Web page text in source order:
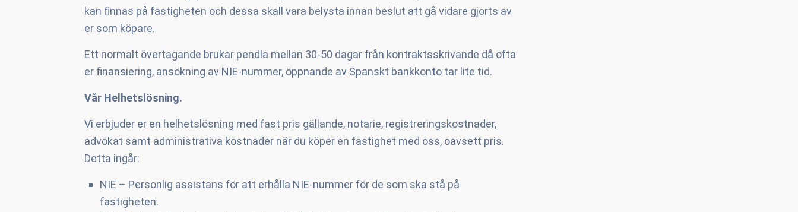
kan finnas på fastigheten och dessa skall vara belysta innan beslut att gå vidare gjorts av
er som köpare.
Ett normalt övertagande brukar pendla mellan 30-50 dagar från kontraktsskrivande då ofta
er finansiering, ansökning av NIE-nummer, öppnande av Spanskt bankkonto tar lite tid.
Vår Helhetslösning.
Vi erbjuder er en helhetslösning med fast pris gällande, notarie, registreringskostnader,
advokat samt administrativa kostnader när du köper en fastighet med oss, oavsett pris.
Detta ingår:
NIE – Personlig assistans för att erhålla NIE-nummer för de som ska stå på
fastigheten.